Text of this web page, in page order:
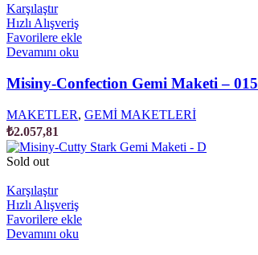
Karşılaştır
Hızlı Alışveriş
Favorilere ekle
Devamını oku
Misiny-Confection Gemi Maketi – 015
MAKETLER, GEMİ MAKETLERİ
₺2.057,81
Sold out
Karşılaştır
Hızlı Alışveriş
Favorilere ekle
Devamını oku